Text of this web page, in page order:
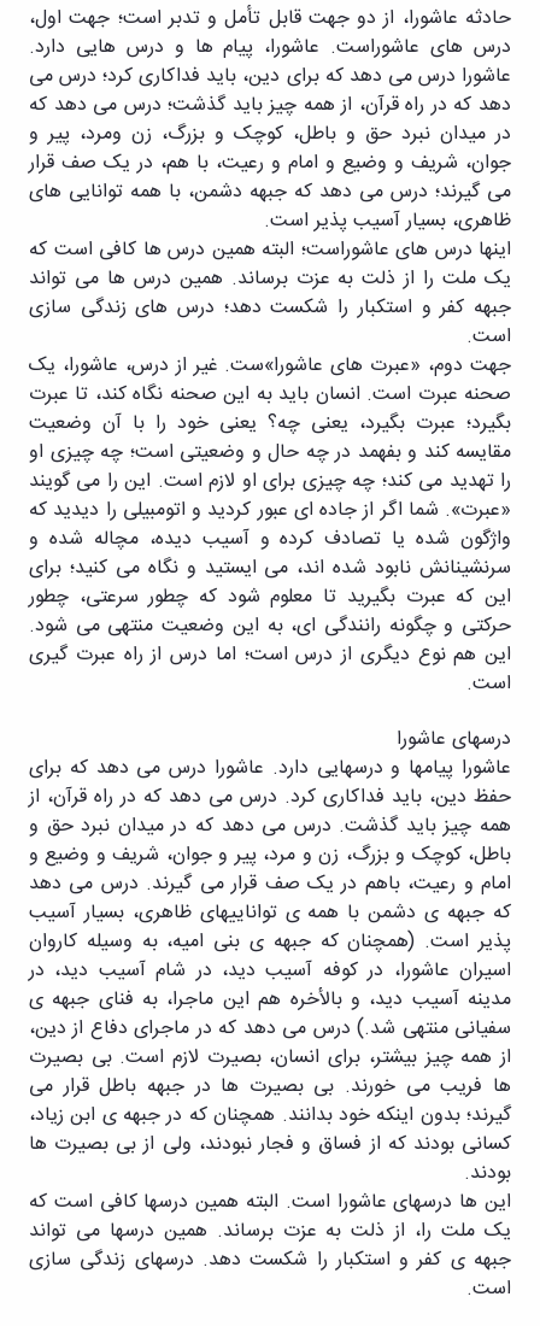
حادثه عاشورا، از دو جهت قابل تأمل و تدبر است؛ جهت اول،
درس های عاشوراست. عاشورا، پیام ها و درس هایی دارد.
عاشورا درس می دهد که برای دین، باید فداکاری کرد؛ درس می
دهد که در راه قرآن، از همه چیز باید گذشت؛ درس می دهد که
در میدان نبرد حق و باطل، کوچک و بزرگ، زن ومرد، پیر و
جوان، شریف و وضیع و امام و رعیت، با هم، در یک صف قرار
می گیرند؛ درس می دهد که جبهه دشمن، با همه توانایی های
ظاهری، بسیار آسیب پذیر است.
اینها درس های عاشوراست؛ البته همین درس ها کافی است که
یک ملت را از ذلت به عزت برساند. همین درس ها می تواند
جبهه کفر و استکبار را شکست دهد؛ درس های زندگی سازی
است.
جهت دوم، «عبرت های عاشورا»ست. غیر از درس، عاشورا، یک
صحنه عبرت است. انسان باید به این صحنه نگاه کند، تا عبرت
بگیرد؛ عبرت بگیرد، یعنی چه؟ یعنی خود را با آن وضعیت
مقایسه کند و بفهمد در چه حال و وضعیتی است؛ چه چیزی او
را تهدید می کند؛ چه چیزی برای او لازم است. این را می گویند
«عبرت». شما اگر از جاده ای عبور کردید و اتومبیلی را دیدید که
واژگون شده یا تصادف کرده و آسیب دیده، مچاله شده و
سرنشینانش نابود شده اند، می ایستید و نگاه می کنید؛ برای
این که عبرت بگیرید تا معلوم شود که چطور سرعتی، چطور
حرکتی و چگونه رانندگی ای، به این وضعیت منتهی می شود.
این هم نوع دیگری از درس است؛ اما درس از راه عبرت گیری
است.
درسهای عاشورا
عاشورا پیامها و درسهایی دارد. عاشورا درس می دهد که برای
حفظ دین، باید فداکاری کرد. درس می دهد که در راه قرآن، از
همه چیز باید گذشت. درس می دهد که در میدان نبرد حق و
باطل، کوچک و بزرگ، زن و مرد، پیر و جوان، شریف و وضیع و
امام و رعیت، باهم در یک صف قرار می گیرند. درس می دهد
که جبهه ی دشمن با همه ی تواناییهای ظاهری، بسیار آسیب
پذیر است. (همچنان که جبهه ی بنی امیه، به وسیله کاروان
اسیران عاشورا، در کوفه آسیب دید، در شام آسیب دید، در
مدینه آسیب دید، و بالأخره هم این ماجرا، به فنای جبهه ی
سفیانی منتهی شد.) درس می دهد که در ماجرای دفاع از دین،
از همه چیز بیشتر، برای انسان، بصیرت لازم است. بی بصیرت
ها فریب می خورند. بی بصیرت ها در جبهه باطل قرار می
گیرند؛ بدون اینکه خود بدانند. همچنان که در جبهه ی ابن زیاد،
کسانی بودند که از فساق و فجار نبودند، ولی از بی بصیرت ها
بودند.
این ها درسهای عاشورا است. البته همین درسها کافی است که
یک ملت را، از ذلت به عزت برساند. همین درسها می تواند
جبهه ی کفر و استکبار را شکست دهد. درسهای زندگی سازی
است.